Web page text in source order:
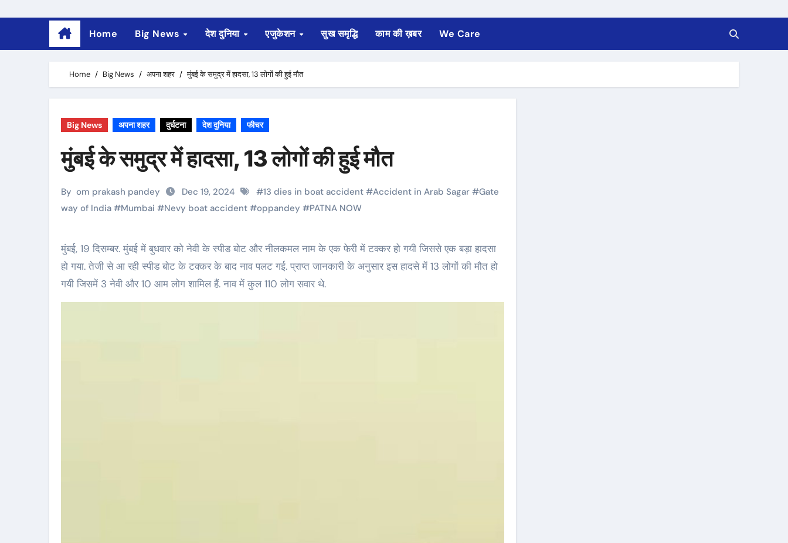
Home Big News देश दुनिया एजुकेशन सुख समृद्धि काम की ख़बर We Care
Home Big News अपना शहर मुंबई के समुद्र में हादसा, 13 लोगों की हुई मौत
Big News अपना शहर दुर्घटना देश दुनिया फीचर
मुंबई के समुद्र में हादसा, 13 लोगों की हुई मौत
By om prakash pandey Dec 19, 2024 #13 dies in boat accident #Accident in Arab Sagar #Gate
way of India #Mumbai #Nevy boat accident #oppandey #PATNA NOW
मुंबई, 19 दिसम्बर. मुंबई में बुधवार को नेवी के स्पीड बोट और नीलकमल नाम के एक फेरी में टक्कर हो गयी जिससे एक बड़ा हादसा
हो गया. तेजी से आ रही स्पीड बोट के टक्कर के बाद नाव पलट गई. प्राप्त जानकारी के अनुसार इस हादसे में 13 लोगों की मौत हो
गयी जिसमें 3 नेवी और 10 आम लोग शामिल हैं. नाव में कुल 110 लोग सवार थे.